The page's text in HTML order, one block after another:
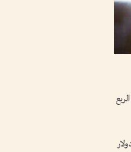
بنسبة 93% خلال الربع
لدى المصرف 785 مليون دولار